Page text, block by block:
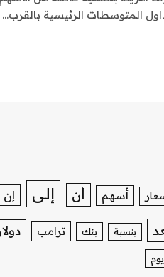
المتوسطات الرئيسية بالقرب…
أسهم أن إلى إن
بنسبة بنك ترامب
يوم